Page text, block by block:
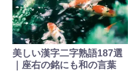
美しい漢字二字熟語187選
｜座右の銘にも和の言葉